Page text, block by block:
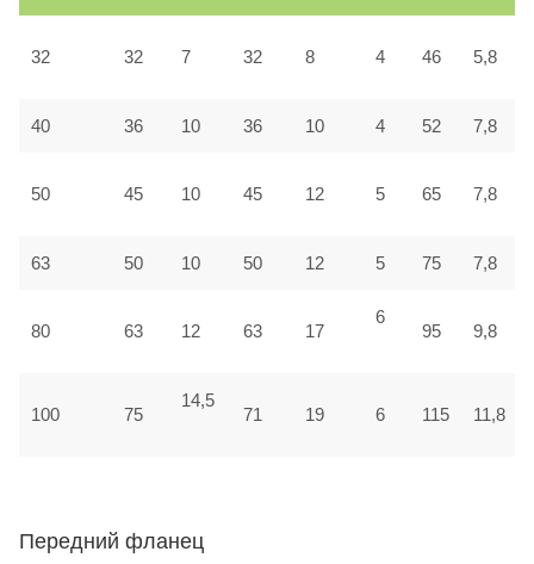
32 32 7 32 8 4 46 5,8
40 36 10 36 10 4 52 7,8
50 45 10 45 12 5 65 7,8
63 50 10 50 12 5 75 7,8
80 63 12 63 17
6
95 9,8
100 75
14,5
71 19 6 115 11,8
Передний фланец